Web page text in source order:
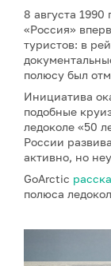
8 августа 1990
«Россия»
туристов: в
полюсу был
Инициатива
подобные
ледоколе «50
России
активно, но
GoArctic
полюса